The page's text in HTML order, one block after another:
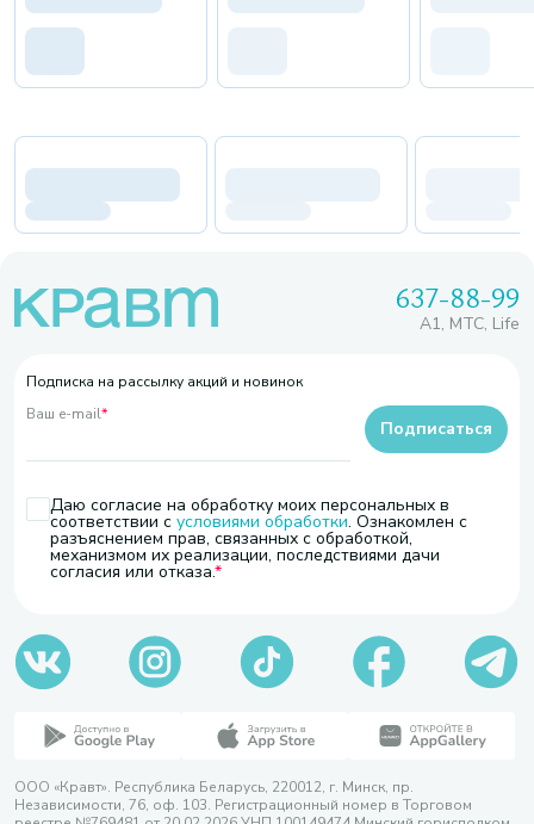
637-88-99
A1, МТС, Life
Подписка на рассылку акций и новинок
Ваш e-mail*
Даю согласие на обработку моих персональных в
соответствии с условиями обработки. Ознакомлен с
разъяснением прав, связанных с обработкой,
механизмом их реализации, последствиями дачи
согласия или отказа.
Подписаться
ООО «Кравт». Республика Беларусь, 220012, г. Минск, пр.
Независимости, 76, оф. 103. Регистрационный номер в Торговом